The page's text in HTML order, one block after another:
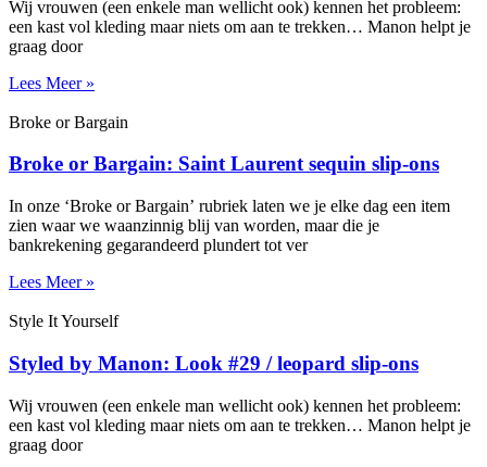
Wij vrouwen (een enkele man wellicht ook) kennen het probleem:
een kast vol kleding maar niets om aan te trekken… Manon helpt je
graag door
Lees Meer »
Broke or Bargain
Broke or Bargain: Saint Laurent sequin slip-ons
In onze ‘Broke or Bargain’ rubriek laten we je elke dag een item
zien waar we waanzinnig blij van worden, maar die je
bankrekening gegarandeerd plundert tot ver
Lees Meer »
Style It Yourself
Styled by Manon: Look #29 / leopard slip-ons
Wij vrouwen (een enkele man wellicht ook) kennen het probleem:
een kast vol kleding maar niets om aan te trekken… Manon helpt je
graag door